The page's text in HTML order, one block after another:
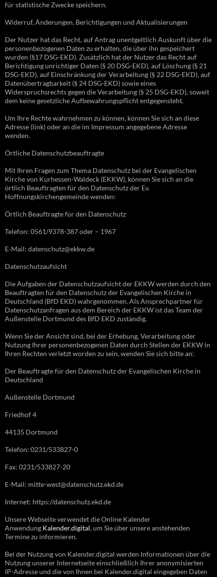
für statistische Zwecke speichern.
Widerruf, Änderungen, Berichtigungen und Aktualisierungen
Der Nutzer hat das Recht, auf Antrag unentgeltlich Auskunft über die
personenbezogenen Daten zu erhalten, die über ihn gespeichert
wurden (§17 DSG-EKD). Zusätzlich hat der Nutzer das Recht auf
Berichtigung unrichtiger Daten (§ 20 DSG-EKD), auf Löschung (§ 21
DSG-EKD), auf Einschränkung der Verarbeitung (§ 22 DSG-EKD), auf
Datenübertragbarkeit (§ 24 DSG-EKD) sowie eines
Widerspruchsrechts gegen die Verarbeitung (§ 25 DSG-EKD), soweit
dem keine gesetzliche Aufbewahrungspflicht entgegensteht.
Um Ihre Rechte wahrnehmen zu können, können Sie sich an diese
Adresse (link) oder an die im Impressum angegebene Adresse
wenden.
Örtliche Datenschutzbeauftragte
Mit Ihren Fragen zum Thema Datenschutz bei der Evangelischen
Kirche von Kurhessen-Waldeck (EKKW), können Sie sich an die
örtlich Beauftragten für den Datenschutz der Ev.
Hoffnungskirchengemeinde wenden:
Örtlich Beauftragte für den Datenschutz
Telefon: 0561/9378-387 oder – 1967
E-Mail: datenschutz@ekkw.de
Datenschutzaufsicht
Die Aufgaben der Datenschutzaufsicht der EKKW werden durch den
Beauftragten für den Datenschutz der Evangelischen Kirche in
Deutschland (BfD EKD) wahrgenommen. Als Ansprechpartner für
Datenschutzanfragen aus dem Bereich der EKKW ist das Team der
Außenstelle Dortmund des BfD EKD zuständig.
Wenn Sie der Ansicht sind, bei der Erhebung, Verarbeitung oder
Nutzung Ihrer personenbezogenen Daten durch Stellen der EKKW in
Ihren Rechten verletzt worden zu sein, wenden Sie sich bitte an:
Der Beauftragte für den Datenschutz der Evangelischen Kirche in
Deutschland
Außenstelle Dortmund
Friedhof 4
44135 Dortmund
Telefon: 0231/533827-0
Fax: 0231/533827-20
E-Mail: mitte-west@datenschutz.ekd.de
Internet: https://datenschutz.ekd.de
Unsere Webseite verwendet die Online Kalender
Anwendung Kalender.digital, um Sie über unsere anstehenden
Termine zu informieren.
Bei der Nutzung von Kalender.digital werden Informationen über die
Nutzung unserer Internetseite einschließlich Ihrer anonymisierten
IP-Adresse und die von Ihnen bei Kalender.digital eingegeben Daten